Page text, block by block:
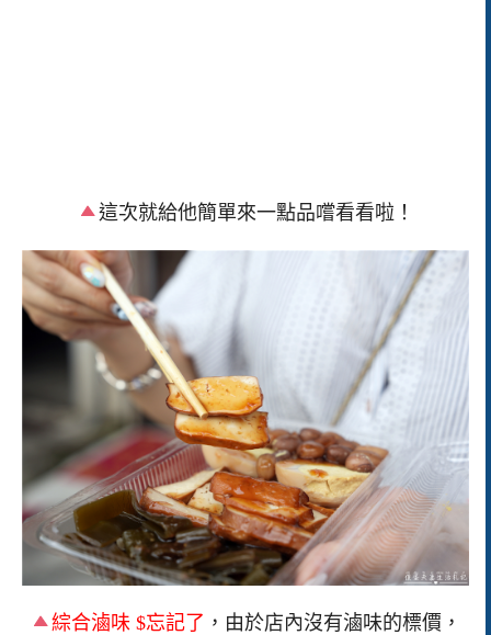
這次就給他簡單來一點品嚐看看啦！
綜合滷味 $忘記了 ，由於店內沒有滷味的標價，